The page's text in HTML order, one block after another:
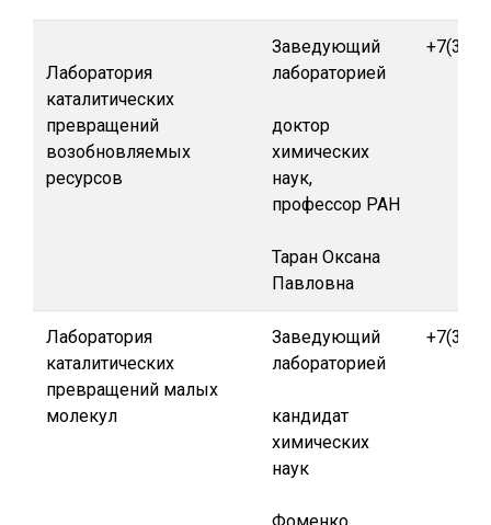
Лаборатория
каталитических
превращений
возобновляемых
ресурсов
Заведующий
лабораторией
доктор
химических
наук,
профессор РАН
Таран Оксана
Павловна
Лаборатория
каталитических
превращений малых
молекул
Заведующий
лабораторией
кандидат
химических
наук